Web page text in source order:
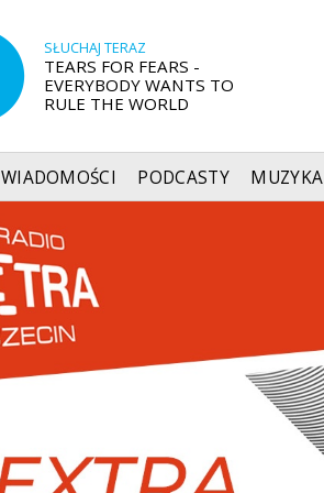
SŁUCHAJ TERAZ
TEARS FOR FEARS -
EVERYBODY WANTS TO
RULE THE WORLD
WIADOMOŚCI PODCASTY MUZYKA